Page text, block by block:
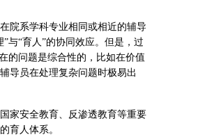
院系学科专业相同或相近的辅导
与“育人”的协同效应。但是，过
的问题是综合性的，比如在价值
导员在处理复杂问题时极易出
家安全教育、反渗透教育等重要
育人体系。